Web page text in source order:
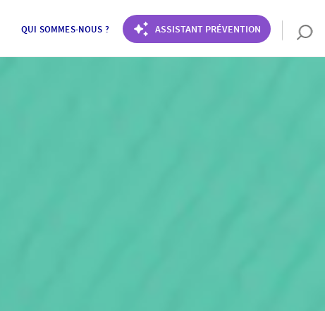
QUI SOMMES-NOUS ? ASSISTANT PRÉVENTION